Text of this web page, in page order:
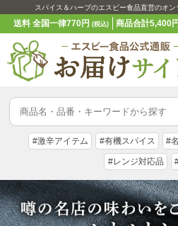
スパイス＆ハーブのエスビー食品直営のオン
送料 全国一律770円(税込) 商品合計5,400円
#激辛アイテム #有機スパイス #
#レンジ対応品